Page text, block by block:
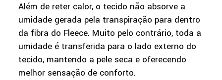
Além de reter calor, o tecido não absorve a
umidade gerada pela transpiração para dentro
da fibra do Fleece. Muito pelo contrário, toda a
umidade é transferida para o lado externo do
tecido, mantendo a pele seca e oferecendo
melhor sensação de conforto.